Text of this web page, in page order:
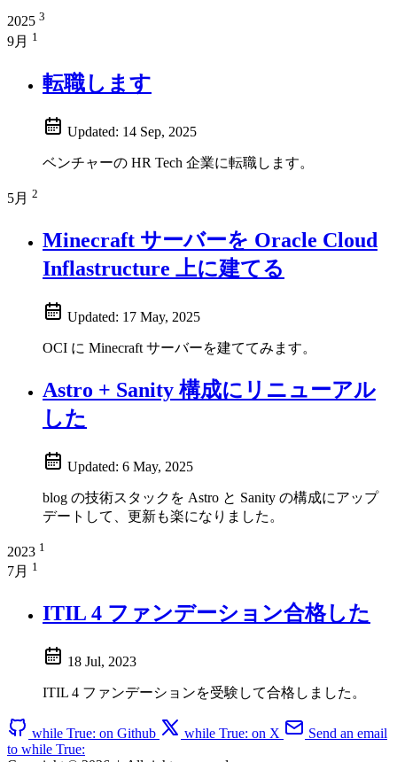
2025 3
9月 1
転職します
Updated: 14 Sep, 2025
ベンチャーの HR Tech 企業に転職します。
5月 2
Minecraft サーバーを Oracle Cloud
Inflastructure 上に建てる
Updated: 17 May, 2025
OCI に Minecraft サーバーを建ててみます。
Astro + Sanity 構成にリニューアル
した
Updated: 6 May, 2025
blog の技術スタックを Astro と Sanity の構成にアップ
デートして、更新も楽になりました。
2023 1
7月 1
ITIL 4 ファンデーション合格した
18 Jul, 2023
ITIL 4 ファンデーションを受験して合格しました。
while True: on Github while True: on X
Send an email
to while True: